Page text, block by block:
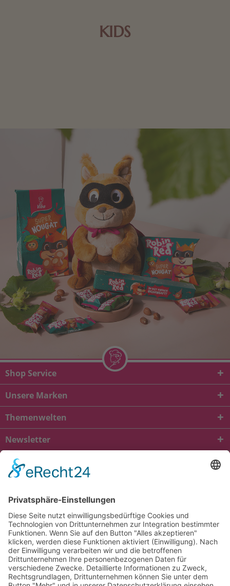
KIDS
Shop Service
Unsere Marken
Themenwelten
Newsletter
* Alle Preise inkl. gesetzl. Mehrwertsteuer zzgl.
und ggf.
Nachnahmegebühren, wenn nicht anders beschrieben
viba.de
4.90von5.00bei1685
Kontakt Versandkosten und Lieferung
Zahlungsarten
FAQ – Häufig gestellte Fragen
Mein Konto
Allgemeine Geschäftsbedingungen
Datenschutz
Impressum
Barrierefreiheit
Cookie-Einstellungen Widerrufsbelehrung